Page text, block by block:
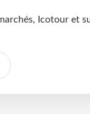
Icotour et